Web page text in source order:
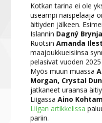
Kotkan tarina ei ole
useampi naispelaaja
äitiyden jälkeen.
Islannin Dagný
RuotsinAmanda
maajoukkueisiinsa
pelasivat vuoden
Myös muun muassa
Morgan, Crystal
jatkaneet uraansa
LiigassaAino
Liigan artikkelissa
pariin.